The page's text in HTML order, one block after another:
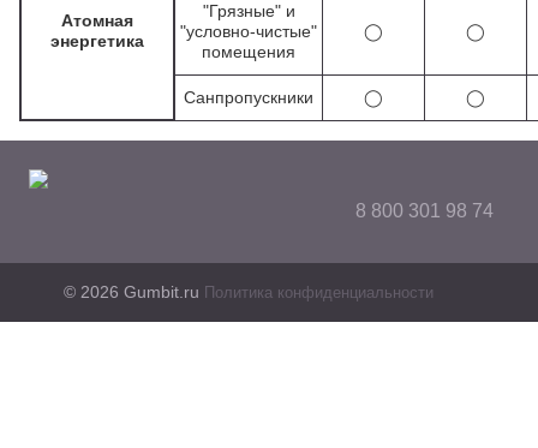
Атомная
энергетика
"Грязные" и
"условно-чистые"
помещения
◯ ◯
Санпропускники ◯ ◯
8 800 301 98 74
© 2026 Gumbit.ru Политика конфиденциальности